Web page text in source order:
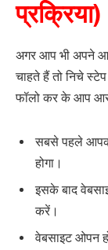
प्रक्रिया)
अगर आप भी अपने
चाहते हैं तो निचे
फॉलो कर के आप
सबसे पहले
होगा।
इसके बाद
करें।
वेबसाइट ओपन